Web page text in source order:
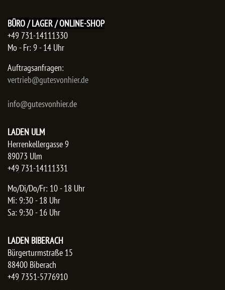
BÜRO / LAGER / ONLINE-SHOP
+49 731-14111330
Mo - Fr: 9 - 14 Uhr
Auftragsanfragen:
​vertrieb@gutesvonhier.de
info@gutesvonhier.de
LADEN ULM
Herrenkellergasse 9
89073 Ulm
+49 731-14111331
Mo/Di/Do/Fr: 10 - 18 Uhr
Mi: 9:30 - 18 Uhr
Sa: 9:30 - 16 Uhr
LADEN BIBERACH
Bürgerturmstraße 15
88400 Biberach
+49 7351-5776910